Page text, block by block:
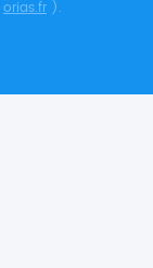
orias.fr ).